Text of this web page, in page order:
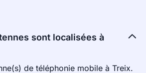
sont localisées à
de téléphonie mobile à Treix.